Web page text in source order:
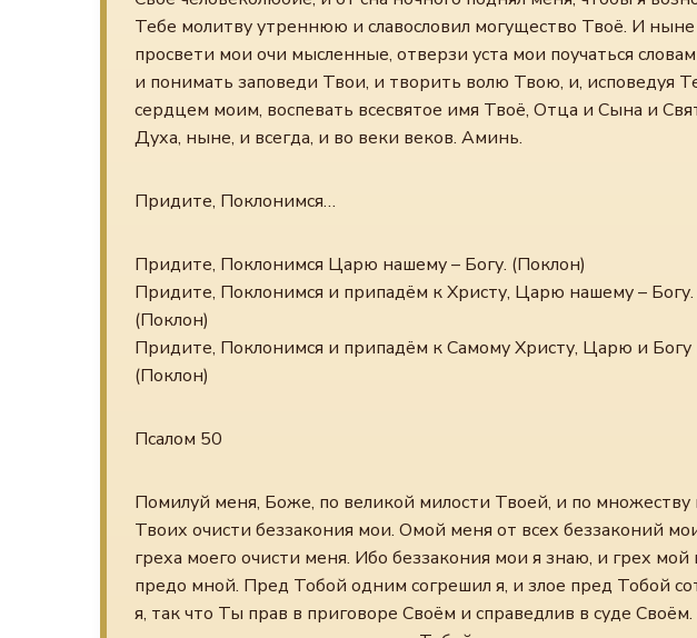
Тебе молитву утреннюю и славословил могущество Твоё. И ныне
просвети мои очи мысленные, отверзи уста мои поучаться
и понимать заповеди Твои, и творить волю Твою, и, исповедуя
сердцем моим, воспевать всесвятое имя Твоё, Отца и Сына и
Духа, ныне, и всегда, и во веки веков. Аминь.
Придите, Поклонимся…
Придите, Поклонимся Царю нашему – Богу. (Поклон)
Придите, Поклонимся и припадём к Христу, Царю нашему – Богу.
(Поклон)
Придите, Поклонимся и припадём к Самому Христу, Царю и Богу
(Поклон)
Псалом 50
Помилуй меня, Боже, по великой милости Твоей, и по
Твоих очисти беззакония мои. Омой меня от всех беззаконий
греха моего очисти меня. Ибо беззакония мои я знаю, и грех мой
предо мной. Пред Тобой одним согрешил я, и злое пред Тобой
я, так что Ты прав в приговоре Своём и справедлив в суде Своём.